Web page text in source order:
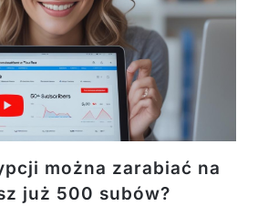
można zarabiać na
już 500 subów?